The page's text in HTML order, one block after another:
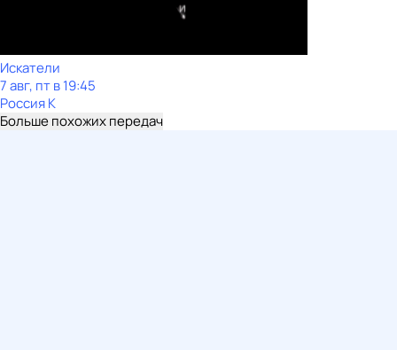
Искатели
7 авг, пт в 19:45
Россия К
Больше похожих передач